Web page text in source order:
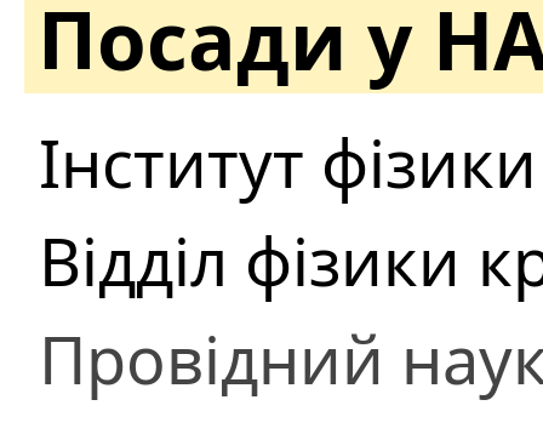
Посади у
Інститут фізики
Відділ фізики
Провідний